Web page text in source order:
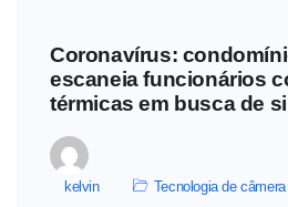
Coronavírus:
escaneia funcionários
térmicas em busca de
kelvin Tecnologia de